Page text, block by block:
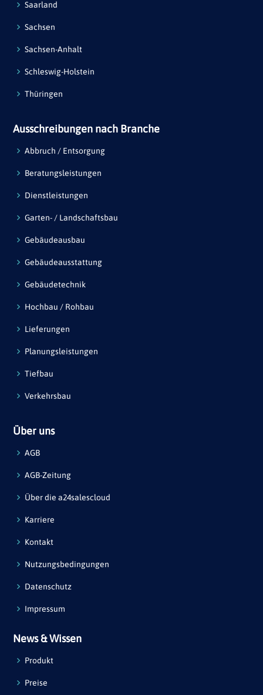
Saarland
Sachsen
Sachsen-Anhalt
Schleswig-Holstein
Thüringen
Ausschreibungen nach Branche
Abbruch / Entsorgung
Beratungsleistungen
Dienstleistungen
Garten- / Landschaftsbau
Gebäudeausbau
Gebäudeausstattung
Gebäudetechnik
Hochbau / Rohbau
Lieferungen
Planungsleistungen
Tiefbau
Verkehrsbau
Über uns
AGB
AGB-Zeitung
Über die a24salescloud
Karriere
Kontakt
Nutzungsbedingungen
Datenschutz
Impressum
News & Wissen
Produkt
Preise